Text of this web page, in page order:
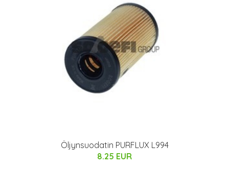
Öljynsuodatin PURFLUX L994
8.25 EUR